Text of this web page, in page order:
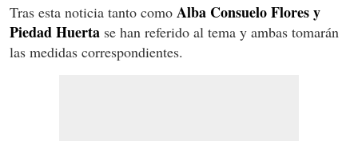
Tras esta noticia tanto como Alba Consuelo Flores y
Piedad Huerta se han referido al tema y ambas tomarán
las medidas correspondientes.